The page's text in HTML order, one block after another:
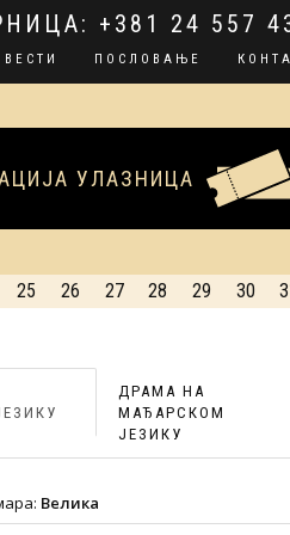
ВЕСТИ ПОСЛОВАЊЕ
+381 24 557
УЛАЗНИЦА
25 26 27 28 29 30
ДРАМА НА
МАЂАРСКОМ
ЈЕЗИКУ
Велика